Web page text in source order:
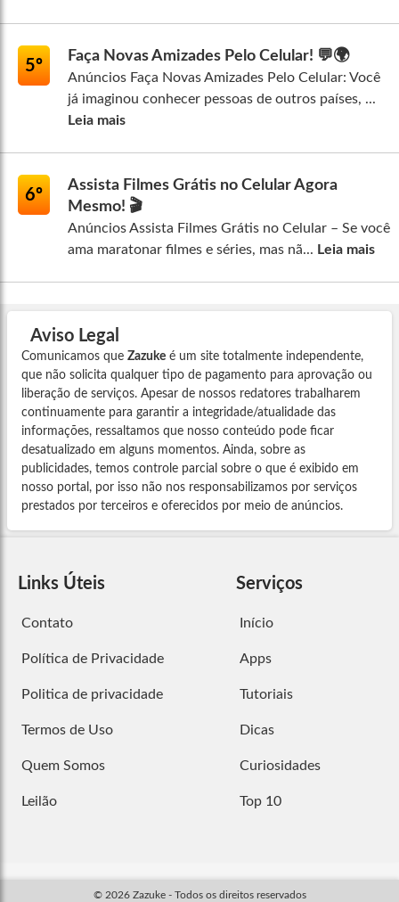
5º
Faça Novas Amizades Pelo Celular! 💬🌍
Anúncios Faça Novas Amizades Pelo Celular: Você
já imaginou conhecer pessoas de outros países, ...
Leia mais
6º
Assista Filmes Grátis no Celular Agora
Mesmo! 🎬
Anúncios Assista Filmes Grátis no Celular – Se você
ama maratonar filmes e séries, mas nã... Leia mais
Aviso Legal
Comunicamos que Zazuke é um site totalmente independente,
que não solicita qualquer tipo de pagamento para aprovação ou
liberação de serviços. Apesar de nossos redatores trabalharem
continuamente para garantir a integridade/atualidade das
informações, ressaltamos que nosso conteúdo pode ficar
desatualizado em alguns momentos. Ainda, sobre as
publicidades, temos controle parcial sobre o que é exibido em
nosso portal, por isso não nos responsabilizamos por serviços
prestados por terceiros e oferecidos por meio de anúncios.
Links Úteis
Contato
Política de Privacidade
Politica de privacidade
Termos de Uso
Quem Somos
Leilão
Serviços
Início
Apps
Tutoriais
Dicas
Curiosidades
Top 10
© 2026 Zazuke - Todos os direitos reservados